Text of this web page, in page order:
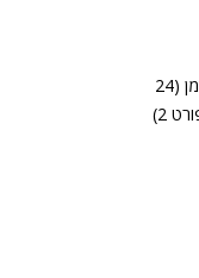
נבחרת הכדורעף הפסידה 3:1 להולנד, כאשר שי ליברמן (24
נק') ומארק רורה (21 נק') הצטיינו. מחר ב-13:50 (ספורט 2)